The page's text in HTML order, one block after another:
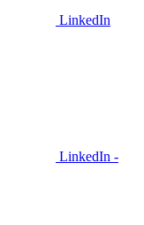
LinkedIn
LinkedIn -